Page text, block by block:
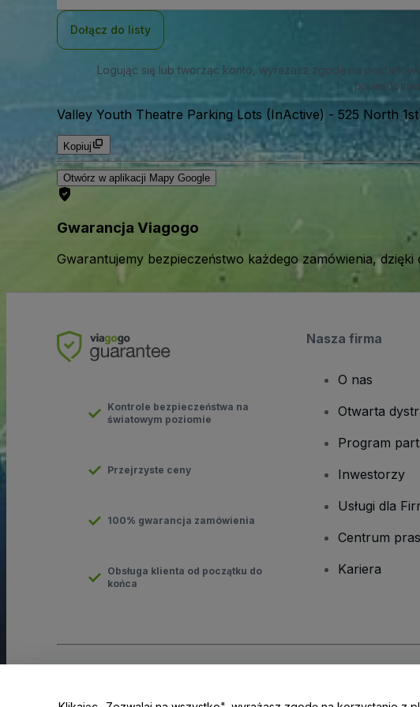
Dołącz do listy
Logując się lub tworząc konto, wyrażasz zgodę na
Valley Youth Theatre Parking Lots (InActive) - 525 North
Kopiuj
Otwórz w aplikacji Mapy Google
Gwarancja Viagogo
Gwarantujemy bezpieczeństwo każdego zamówienia,
Kontrole bezpieczeństwa na
światowym poziomie
Przejrzyste ceny
100% gwarancja zamówienia
Obsługa klienta od początku do
końca
Nasza firma
O nas
Otwarta
Program
Inwestorzy
Usługi dla
Centrum
Kariera